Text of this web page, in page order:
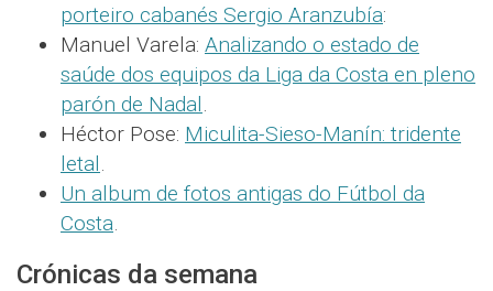
porteiro cabanés Sergio Aranzubía:
Manuel Varela: Analizando o estado de
saúde dos equipos da Liga da Costa en pleno
parón de Nadal.
Héctor Pose: Miculita-Sieso-Manín: tridente
letal.
Un album de fotos antigas do Fútbol da
Costa.
Crónicas da semana